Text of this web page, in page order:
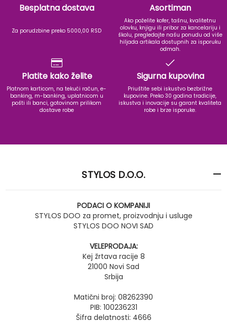
Besplatna dostava
Za porudzbine preko 5000,00 RSD
Asortiman
Ako poželite kofer, tašnu, kvalitetnu
olovku, knjigu ili pribor za kancelariju i
školu, pregledajte našu ponudu od više
hiljada artikala dostupnih za isporuku
odmah.
Platite kako želite
Platnom karticom, na tekući račun, e-
banking, m-banking, uplatnicom u
pošti ili banci, gotovinom prilikom
dostave robe
Sigurna kupovina
Priuštite sebi iskustvo bezbrižne
kupovine. Preko 30 godina tradicije,
iskustva i inovacije su garant kvaliteta
robe i brze isporuke.
STYLOS D.O.O.
PODACI O KOMPANIJI
STYLOS DOO za promet, proizvodnju i usluge
STYLOS DOO NOVI SAD
VELEPRODAJA:
Kej žrtava racije 8
21000 Novi Sad
Srbija
Matični broj: 08262390
PIB: 100236231
Šifra delatnosti: 4666